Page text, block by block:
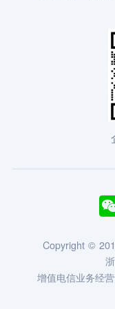
Copyright ©
增值电信业务经